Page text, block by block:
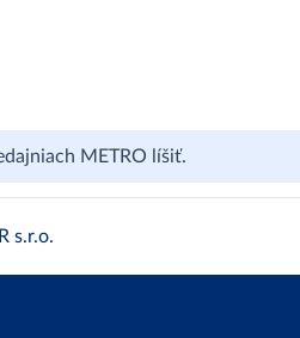
METRO líšiť.
s.r.o.